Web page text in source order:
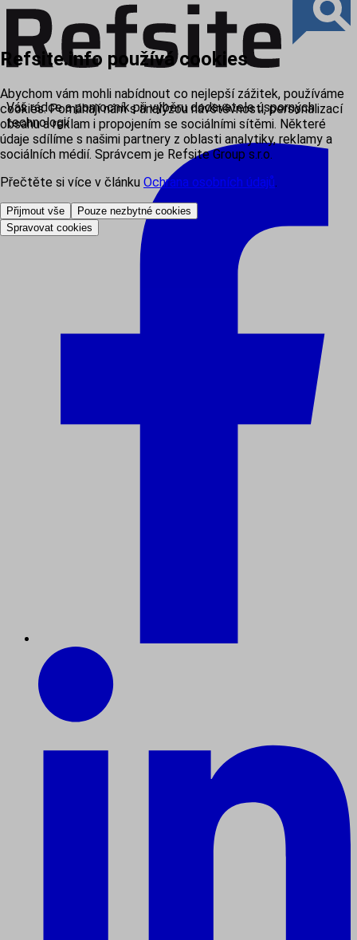
Váš rádce a pomocník při výběru dodavatele úsporných
technologií
Refsite.info používá cookies
Abychom vám mohli nabídnout co nejlepší zážitek, používáme
cookies. Pomáhají nám s analýzou návštěvnosti, personalizací
obsahu a reklam i propojením se sociálními sítěmi. Některé
údaje sdílíme s našimi partnery z oblasti analytiky, reklamy a
sociálních médií. Správcem je Refsite Group s.r.o.
Přečtěte si více v článku Ochrana osobních údajů.
Přijmout vše
Pouze nezbytné cookies
Spravovat cookies